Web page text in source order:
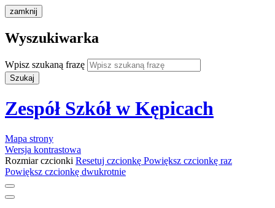
zamknij
Wyszukiwarka
Wpisz szukaną frazę
Szukaj
Zespół Szkół w Kępicach
Mapa strony
Wersja kontrastowa
Rozmiar czcionki Resetuj czcionkę Powiększ czcionkę raz
Powiększ czcionkę dwukrotnie